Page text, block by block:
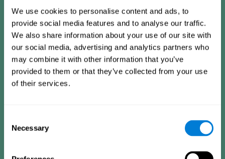
We use cookies to personalise content and ads, to
provide social media features and to analyse our traffic.
We also share information about your use of our site with
our social media, advertising and analytics partners who
may combine it with other information that you’ve
provided to them or that they’ve collected from your use
of their services.
Selection
Necessary
Critères de diagnostic chez les enfants de 7 à 12
ans
Cela consiste en une série d’items auxquels il est facile de
répondre et qui doivent être remplis par le tuteur ou le
professionnel en charge de l’évaluation. Le questionnaire
contient des questions concernant les domaines suivants :
hyperactivité et impulsivité (difficulté à contrôler ses
académiques).